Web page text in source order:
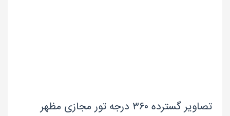
تصاویر گسترده ۳۶۰ درجه تور مجازی مظهر